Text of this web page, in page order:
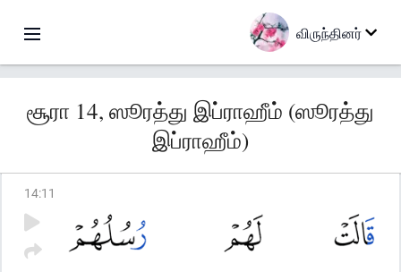
விருந்தினர்
சூரா 14, ஸூரத்து இப்ராஹீம் (ஸூரத்து
இப்ராஹீம்)
14:11